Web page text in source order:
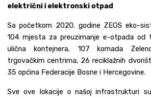
električni i elektronski otpad
Sa početkom 2020. godine ZEOS eko-
104 mjesta za preuzimanje e-otpada od
ulična kontejnera, 107 komada
trgovačkim centrima, 26 reciklažnih
35 općina Federacije Bosne i Hercegovine.
Sve ove lokacije o našoj infrastrukturi